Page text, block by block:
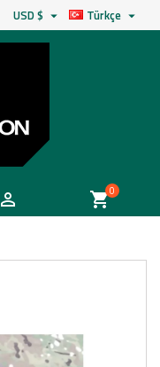
Türkçe 
USD $ 
 shopping_cart0